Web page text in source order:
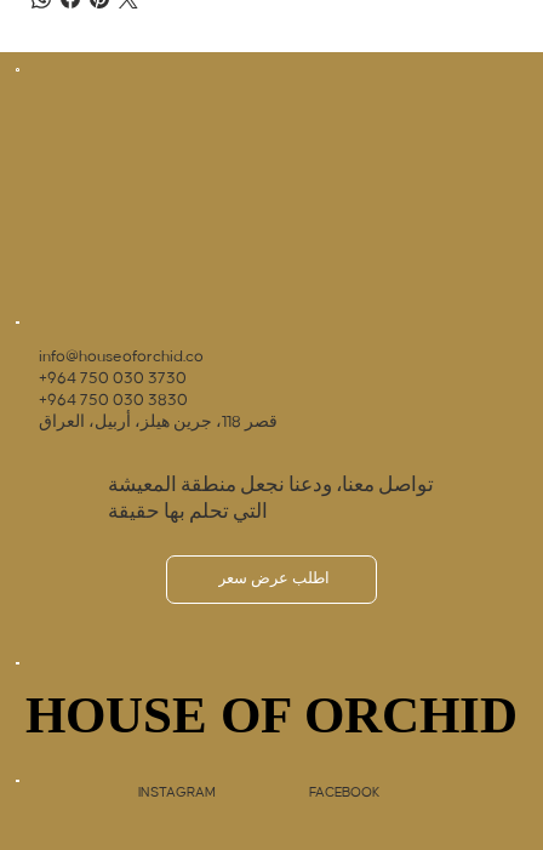
info@houseoforchid.co
+964 750 030 3730
+964 750 030 3830
قصر 118، جرين هيلز، أربيل، العراق
تواصل معنا، ودعنا نجعل منطقة المعيشة
التي تحلم بها حقيقة
اطلب عرض سعر
HOUSE OF ORCHID
HOUSE OF ORCHID
INSTAGRAM FACEBOOK